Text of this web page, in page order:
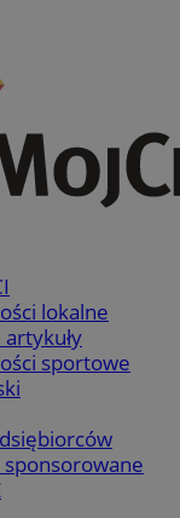
lokalne
sportowe
sponsorowane